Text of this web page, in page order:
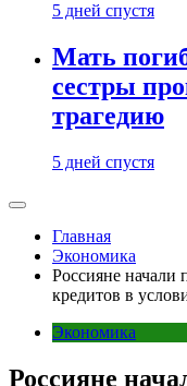
5 дней спустя
Мать
сестры
трагедию
5 дней спустя
Главная
Экономика
Россияне начали
кредитов в
Экономика
Россияне